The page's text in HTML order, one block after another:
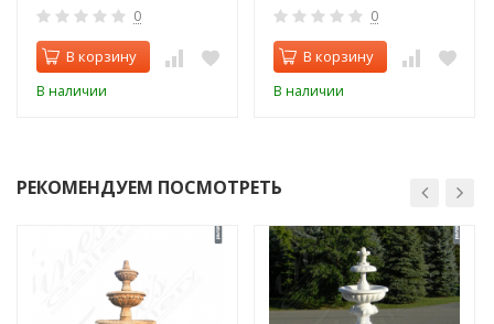
0
В корзину
В наличии
0
В корзину
В наличии
РЕКОМЕНДУЕМ ПОСМОТРЕТЬ